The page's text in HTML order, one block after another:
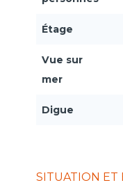
Étage
Vue sur
mer
Digue
SITUATION ET